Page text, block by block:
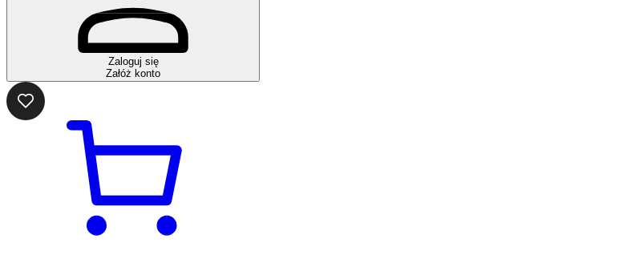
Zaloguj się
Załóż konto